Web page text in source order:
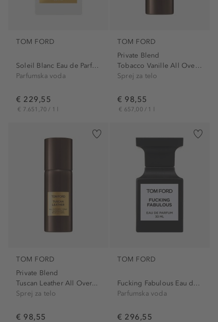
TOM FORD
Soleil Blanc Eau de Parfum
Parfumska voda
€ 229,55
€ 7.651,70 / 1 l
TOM FORD
Private Blend
Tobacco Vanille All Over...
Sprej za telo
€ 98,55
€ 657,00 / 1 l
TOM FORD
Private Blend
Tuscan Leather All Over...
Sprej za telo
€ 98,55
TOM FORD
Fucking Fabulous Eau de Parfum
Parfumska voda
€ 296,55